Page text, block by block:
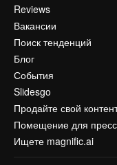
Reviews
Вакансии
Поиск тенденций
Блог
События
Slidesgo
Продайте свой
Помещение для
Ищете magnific.ai